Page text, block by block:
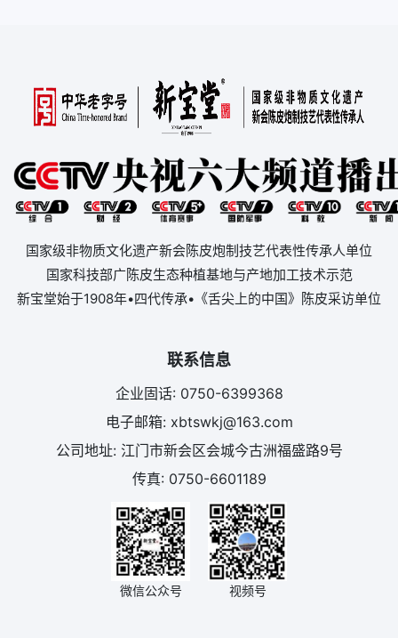
国家级非物质文化遗产新会陈皮炮制技艺代表性传承人单位
国家科技部广陈皮生态种植基地与产地加工技术示范
新宝堂始于1908年•四代传承•《舌尖上的中国》陈皮采访单位
联系信息
企业固话: 0750-6399368
电子邮箱: xbtswkj@163.com
公司地址: 江门市新会区会城今古洲福盛路9号
传真: 0750-6601189
微信公众号 视频号